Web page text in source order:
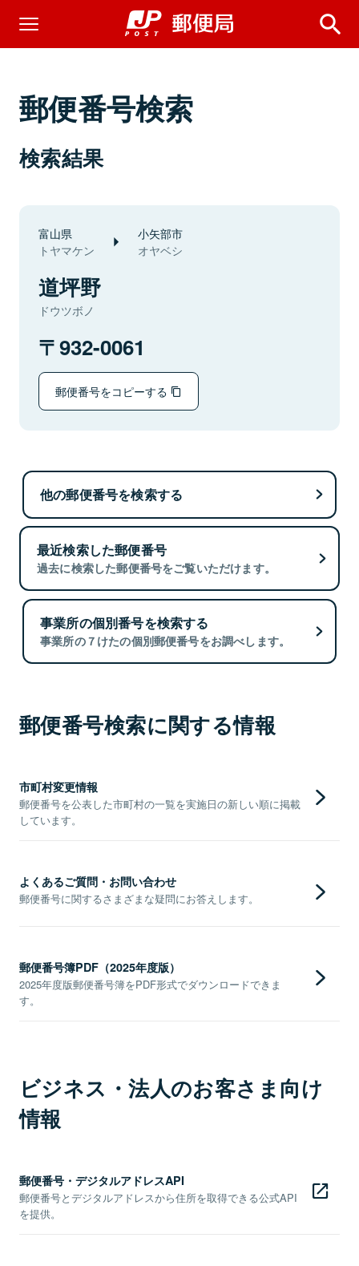
郵便番号検索
検索結果
富山県
トヤマケン
小矢部市
オヤベシ
道坪野
ドウツボノ
932-0061
郵便番号をコピーする
他の郵便番号を検索する
最近検索した郵便番号
過去に検索した郵便番号をご覧いただけます。
事業所の個別番号を検索する
事業所の７けたの個別郵便番号をお調べします。
郵便番号検索に関する情報
市町村変更情報
郵便番号を公表した市町村の一覧を実施日の新しい順に掲載
しています。
よくあるご質問・お問い合わせ
郵便番号に関するさまざまな疑問にお答えします。
郵便番号簿PDF（2025年度版）
2025年度版郵便番号簿をPDF形式でダウンロードできま
す。
ビジネス・法人のお客さま向け
情報
郵便番号・デジタルアドレスAPI
郵便番号とデジタルアドレスから住所を取得できる公式API
を提供。